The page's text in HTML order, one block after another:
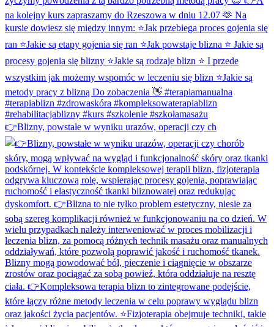
👉Blizny, powstałe w wyniku urazów, operacji czy ch